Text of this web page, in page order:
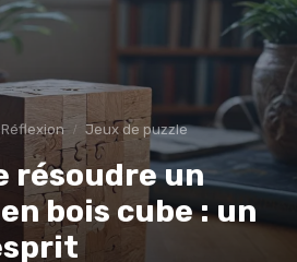
Jeux de puzzle
résoudre un
bois cube : un